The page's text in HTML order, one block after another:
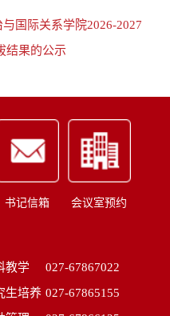
国际关系学院2026-2027
结果的公示
书记信箱 会议室预约
教学
027-67867022
生培养 027-67865155